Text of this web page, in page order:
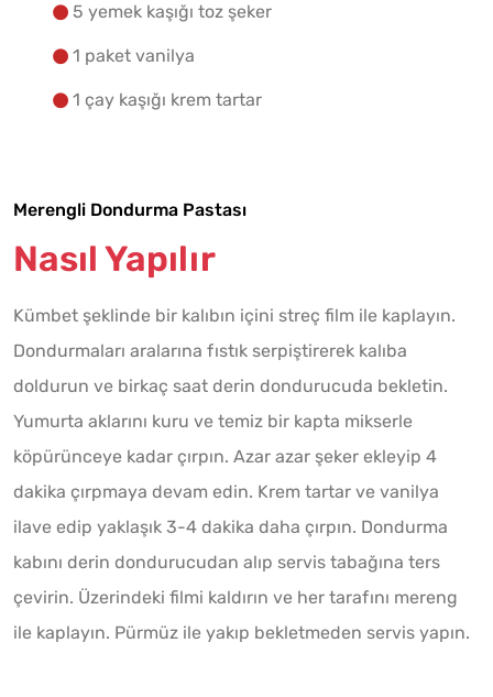
5 yemek kaşığı toz şeker
1 paket vanilya
1 çay kaşığı krem tartar
Merengli Dondurma Pastası
Nasıl Yapılır
Kümbet şeklinde bir kalıbın içini streç film ile kaplayın.
Dondurmaları aralarına fıstık serpiştirerek kalıba
doldurun ve birkaç saat derin dondurucuda bekletin.
Yumurta aklarını kuru ve temiz bir kapta mikserle
köpürünceye kadar çırpın. Azar azar şeker ekleyip 4
dakika çırpmaya devam edin. Krem tartar ve vanilya
ilave edip yaklaşık 3-4 dakika daha çırpın. Dondurma
kabını derin dondurucudan alıp servis tabağına ters
çevirin. Üzerindeki filmi kaldırın ve her tarafını mereng
ile kaplayın. Pürmüz ile yakıp bekletmeden servis yapın.